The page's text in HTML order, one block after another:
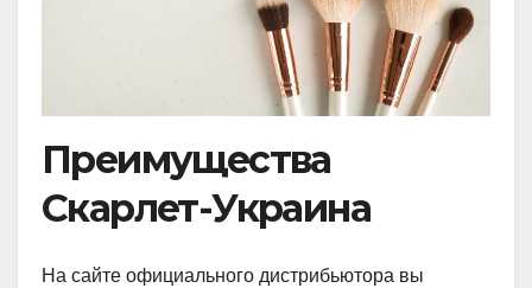
Преимущества
Скарлет-Украина
На сайте официального дистрибьютора вы